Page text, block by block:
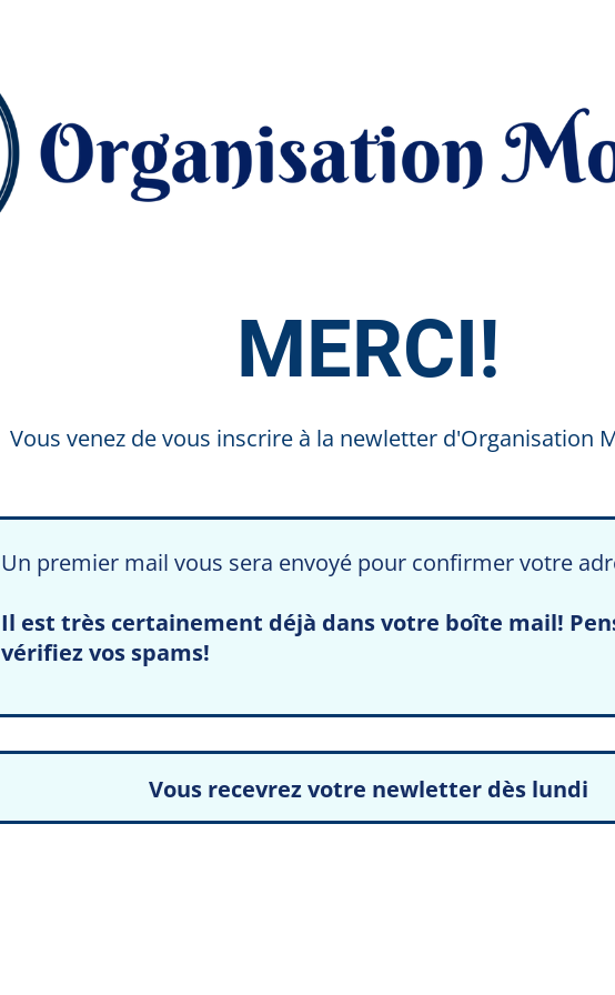
MERCI!
Vous venez de vous inscrire à la newletter d'Organisation
Un premier mail vous sera envoyé pour confirmer votre
Il est très certainement déjà dans votre boîte mail!
vérifiez vos spams!
Vous recevrez votre newletter dès lundi